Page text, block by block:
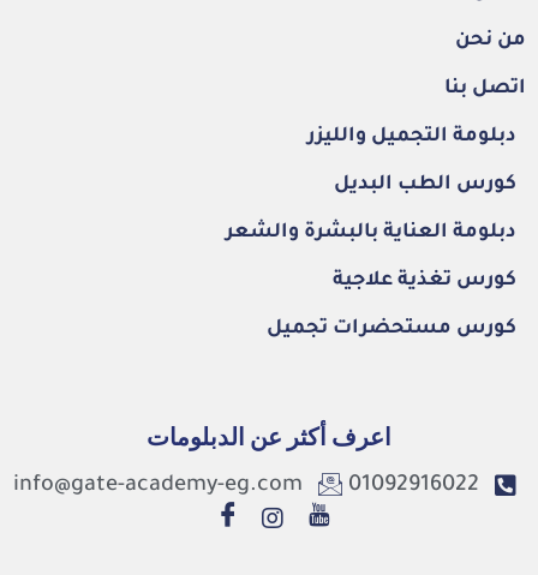
من نحن
اتصل بنا
دبلومة التجميل والليزر
كورس الطب البديل
دبلومة العناية بالبشرة والشعر
كورس تغذية علاجية
كورس مستحضرات تجميل
اعرف أكثر عن الدبلومات
01092916022
info@gate-academy-eg.com